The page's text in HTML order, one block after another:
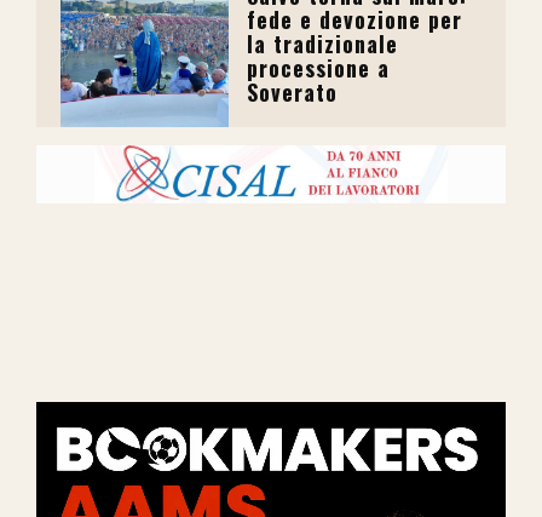
fede e devozione per
la tradizionale
processione a
Soverato